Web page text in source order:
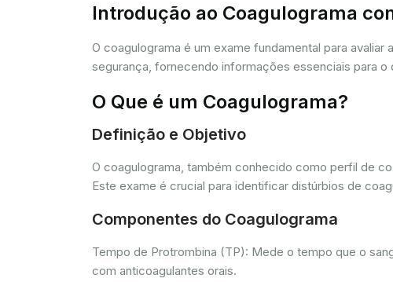
Introdução ao Coagulograma
O coagulograma é um exame fundamental para
segurança, fornecendo informações essenciais para
O Que é um Coagulograma?
Definição e Objetivo
O coagulograma, também conhecido como perfil de
Este exame é crucial para identificar distúrbios de
Componentes do Coagulograma
Tempo de Protrombina (TP): Mede o tempo que o
com anticoagulantes orais.